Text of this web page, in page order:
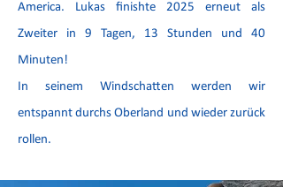
America. Lukas finishte 2025 erneut als
Zweiter in 9 Tagen, 13 Stunden und 40
Minuten!
In seinem Windschatten werden wir
entspannt durchs Oberland und wieder zurück
rollen.